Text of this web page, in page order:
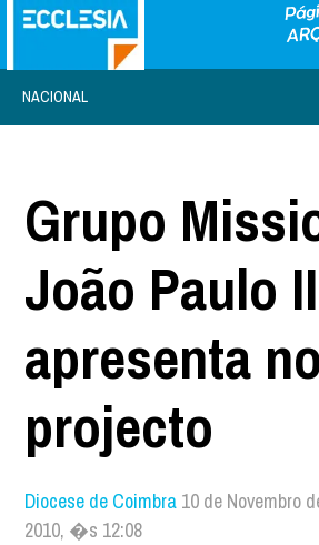
NACIONAL
Grupo
João Paulo II
apresenta
projecto
Diocese de Coimbra 10 de Novembro
2010, �s 12:08